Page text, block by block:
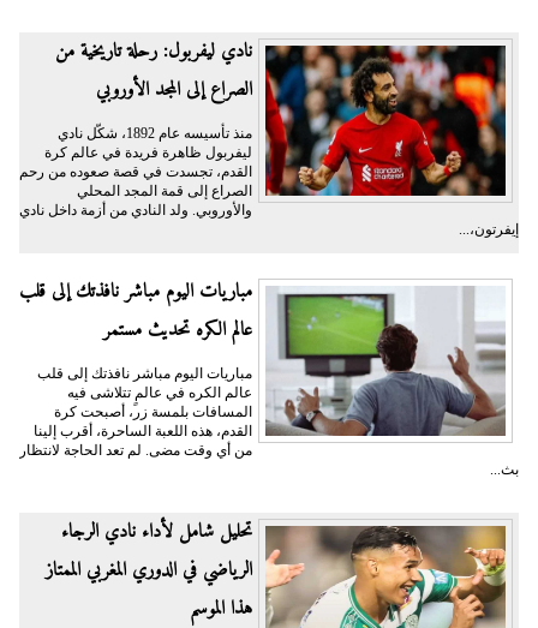
نادي ليفربول: رحلة تاريخية من
الصراع إلى المجد الأوروبي
منذ تأسيسه عام 1892، شكّل نادي
ليفربول ظاهرة فريدة في عالم كرة
القدم، تجسدت في قصة صعوده من رحم
الصراع إلى قمة المجد المحلي
والأوروبي. ولد النادي من أزمة داخل نادي
إيفرتون،...
مباريات اليوم مباشر نافذتك إلى قلب
عالم الكره تحديث مستمر
مباريات اليوم مباشر نافذتك إلى قلب
عالم الكره في عالمٍ تتلاشى فيه
المسافات بلمسة زر، أصبحت كرة
القدم، هذه اللعبة الساحرة، أقرب إلينا
من أي وقت مضى. لم تعد الحاجة لانتظار
بث...
تحليل شامل لأداء نادي الرجاء
الرياضي في الدوري المغربي الممتاز
هذا الموسم